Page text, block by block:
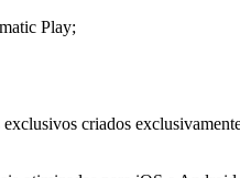
Play;
criados